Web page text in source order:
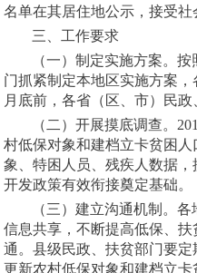
名单在其居住地公示，接受社
三、工作要求
（一）制定实施方案。
门抓紧制定本地区实施方案
月底前，各省（区、市）民
（二）开展摸底调查。
村低保对象和建档立卡贫困
象、特困人员、残疾人数据
开发政策有效衔接奠定基础。
（三）建立沟通机制。
信息共享，不断提高低保、
通。县级民政、扶贫部门要
更新农村低保对象和建档立